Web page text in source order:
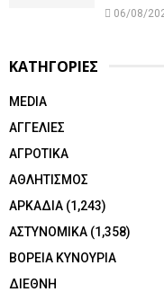
06/08/
ΚΑΤΗΓΟΡΙΕΣ
MEDIA
ΑΓΓΕΛΙΕΣ
ΑΓΡΟΤΙΚΑ
ΑΘΛΗΤΙΣΜΟΣ
ΑΡΚΑΔΙΑ (1,243)
ΑΣΤΥΝΟΜΙΚΑ (1,358)
ΒΟΡΕΙΑ ΚΥΝΟΥΡΙΑ
ΔΙΕΘΝΗ